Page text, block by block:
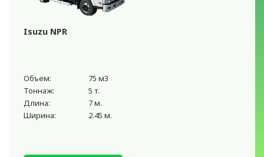
Isuzu NPR
Объем:
75 м3
Тоннаж:
5 т.
Длина:
7 м.
Ширина:
2.45 м.